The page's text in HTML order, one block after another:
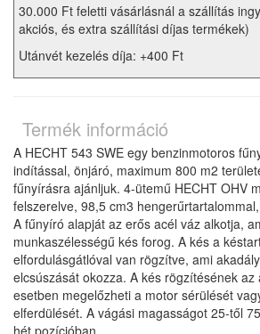
30.000 Ft feletti vásárlásnál a szállítás
akciós, és extra szállítási díjas termékek)
Utánvét kezelés díja: +400 Ft
Termék információ
A HECHT 543 SWE egy benzinmotoros
indítással, önjáró, maximum 800 m2
fűnyírásra ajánljuk. 4-ütemű HECHT OHV
felszerelve, 98,5 cm3
A fűnyíró alapját az erős acél váz alkotja,
munkaszélességű kés forog. A kés a
elfordulásgátlóval van rögzítve, ami
elcsúszását okozza. A kés rögzítésének az
esetben megelőzheti a motor sérülését
elferdülését. A vágási magasságot 25-től
hét pozícióban.